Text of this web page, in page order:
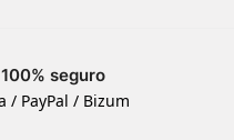
seguro
/ PayPal / Bizum